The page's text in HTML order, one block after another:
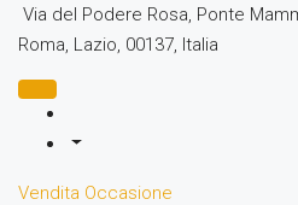
Via del Podere Rosa, Ponte
Roma, Lazio, 00137, Italia
Vendita Occasione